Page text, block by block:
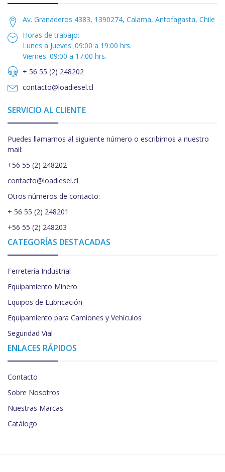
Av. Granaderos 4383, 1390274, Calama, Antofagasta, Chile
Horas de trabajo:
Lunes a Jueves: 09:00 a 19:00 hrs.
Viernes: 09:00 a 17:00 hrs.
+ 56 55 (2) 248202
contacto@loadiesel.cl
SERVICIO AL CLIENTE
Puedes llamarnos al siguiente número o escribirnos a nuestro
mail:
+56 55 (2) 248202
contacto@loadiesel.cl
Otros números de contacto:
+ 56 55 (2) 248201
+56 55 (2) 248203
CATEGORÍAS DESTACADAS
Ferretería Industrial
Equipamiento Minero
Equipos de Lubricación
Equipamiento para Camiones y Vehículos
Seguridad Vial
ENLACES RÁPIDOS
Contacto
Sobre Nosotros
Nuestras Marcas
Catálogo